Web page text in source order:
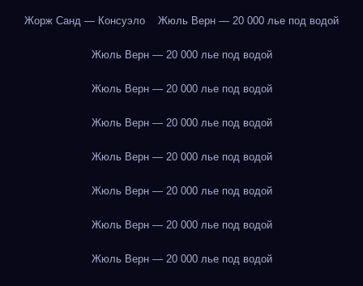
Жорж Санд — Консуэло Жюль Верн — 20 000 лье под водой
Жюль Верн — 20 000 лье под водой
Жюль Верн — 20 000 лье под водой
Жюль Верн — 20 000 лье под водой
Жюль Верн — 20 000 лье под водой
Жюль Верн — 20 000 лье под водой
Жюль Верн — 20 000 лье под водой
Жюль Верн — 20 000 лье под водой